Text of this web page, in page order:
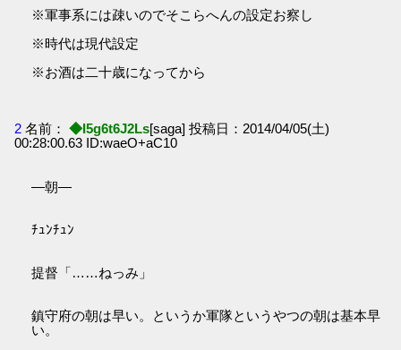
※軍事系には疎いのでそこらへんの設定お察し
※時代は現代設定
※お酒は二十歳になってから
2 名前： ◆I5g6t6J2Ls[saga] 投稿日：2014/04/05(土)
00:28:00.63 ID:waeO+aC10
―朝―
ﾁｭﾝﾁｭﾝ
提督「……ねっみ」
鎮守府の朝は早い。というか軍隊というやつの朝は基本早
い。